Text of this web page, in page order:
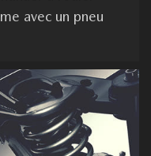
avec un pneu